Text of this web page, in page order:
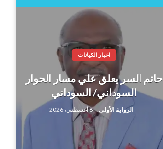
اخبار الكيانات
حاتم السر يعلق علي مسار الحوار
السوداني/ السوداني
الرواية الأولى 8 أغسطس، 2026